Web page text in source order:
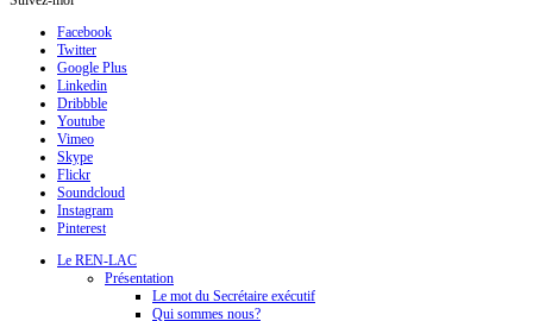
Facebook
Twitter
Google Plus
Linkedin
Dribbble
Youtube
Vimeo
Skype
Flickr
Soundcloud
Instagram
Pinterest
Le REN-LAC
Présentation
Le mot du Secrétaire exécutif
Qui sommes nous?